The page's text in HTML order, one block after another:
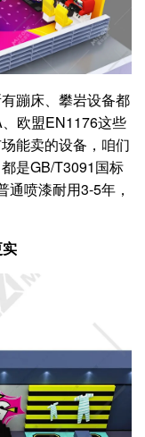
蹦床、攀岩设备都
欧盟EN1176这些
能卖的设备，咱们
是GB/T3091国标
喷漆耐用3-5年，